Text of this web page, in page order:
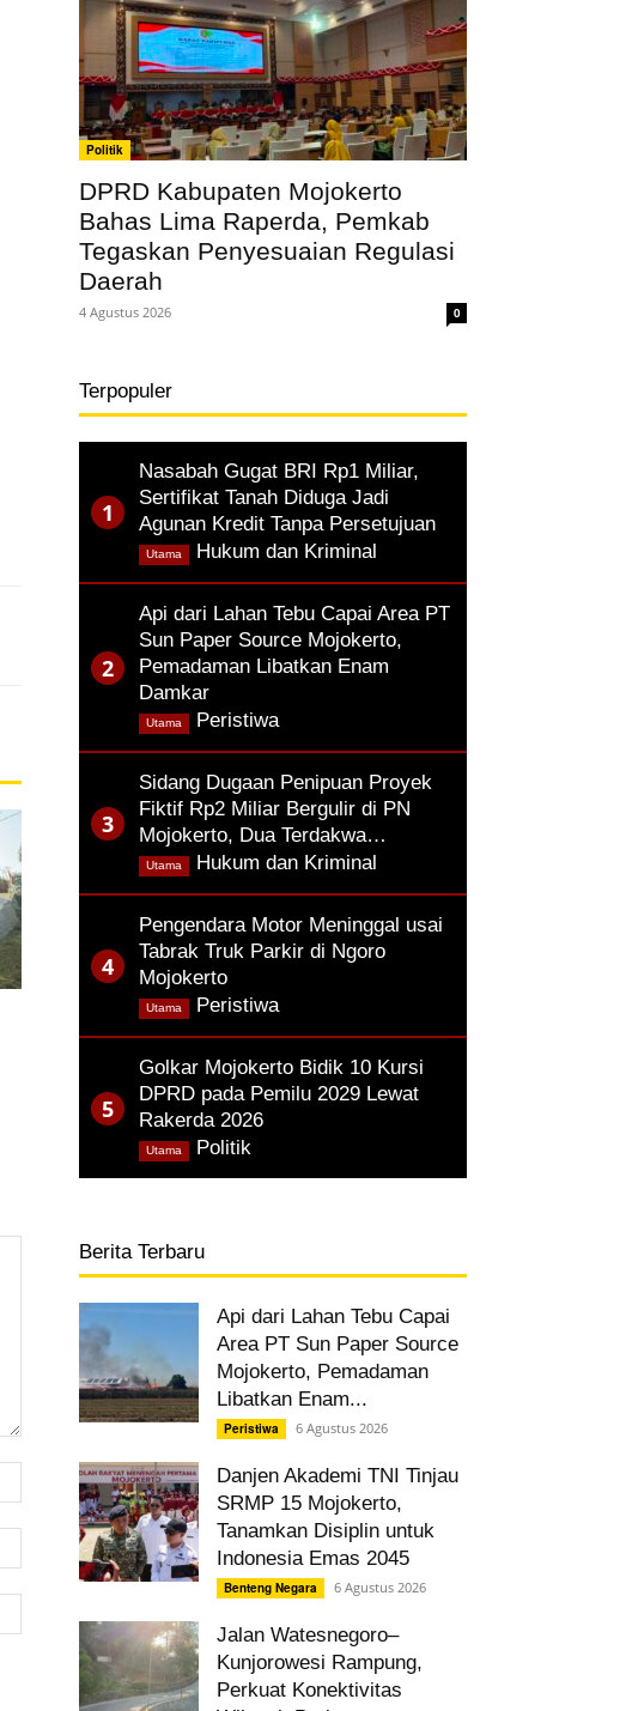
Politik
DPRD Kabupaten Mojokerto
Bahas Lima Raperda, Pemkab
Tegaskan Penyesuaian Regulasi
Daerah
4 Agustus 2026 0
Terpopuler
Nasabah Gugat BRI Rp1 Miliar,
Sertifikat Tanah Diduga Jadi
Agunan Kredit Tanpa Persetujuan
Hukum dan Kriminal
Utama
Api dari Lahan Tebu Capai Area PT
Sun Paper Source Mojokerto,
Pemadaman Libatkan Enam
Damkar
Peristiwa,
Utama
Sidang Dugaan Penipuan Proyek
Fiktif Rp2 Miliar Bergulir di PN
Mojokerto, Dua Terdakwa…
Hukum dan Kriminal
Utama
Pengendara Motor Meninggal usai
Tabrak Truk Parkir di Ngoro
Mojokerto
Peristiwa,
Utama
Golkar Mojokerto Bidik 10 Kursi
DPRD pada Pemilu 2029 Lewat
Rakerda 2026
Politik
Utama
Berita Terbaru
Api dari Lahan Tebu Capai
Area PT Sun Paper Source
Mojokerto, Pemadaman
Libatkan Enam...
Peristiwa 6 Agustus 2026
Danjen Akademi TNI Tinjau
SRMP 15 Mojokerto,
Tanamkan Disiplin untuk
Indonesia Emas 2045
Benteng Negara 6 Agustus 2026
Jalan Watesnegoro–
Kunjorowesi Rampung,
Perkuat Konektivitas